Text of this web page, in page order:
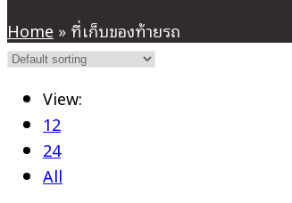
Home » ที่เก็บของท้ายรถ
View:
12
24
All